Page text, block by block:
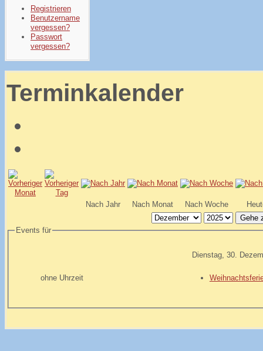
Registrieren
Benutzername
vergessen?
Passwort
vergessen?
Terminkalender
Nach Jahr Nach Monat Nach Woche
Gehe
Events für
Dienstag, 30.
ohne Uhrzeit